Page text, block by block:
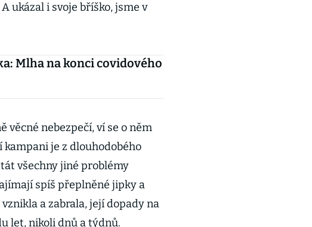
ukázal i svoje bříško, jsme v
Mlha na konci covidového
věcné nebezpečí, ví se o něm
je z dlouhodobého
všechny jiné problémy
spíš přeplněné jipky a
a zabrala, její dopady na
let, nikoli dnů a týdnů.